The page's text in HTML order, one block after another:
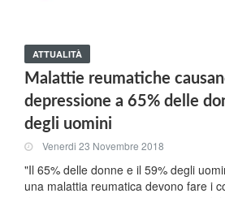
ATTUALITÀ
Malattie reumatiche
depressione a 65% delle
degli uomini
Venerdi 23 Novembre 2018
"Il 65% delle donne e il 59% degli
una malattia reumatica devono fare i